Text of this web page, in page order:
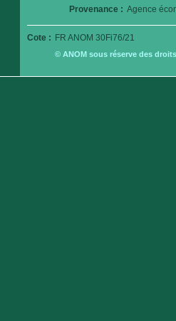
Provenance : Agence
Cote : FR ANOM 30Fi76/21
© ANOM sous réserve des